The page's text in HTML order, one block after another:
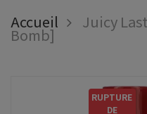
Accueil Juicy
Bomb]
RUPTURE
DE